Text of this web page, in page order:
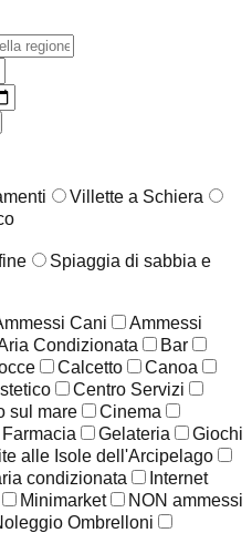
Villette a Schiera
Spiaggia di sabbia e
Cani
Ammessi
Condizionata
Bar
Calcetto
Canoa
Centro Servizi
sul mare
Cinema
Farmacia Gelateria
Giochi
alle Isole dell'Arcipelago
condizionata
Internet
Minimarket
NON ammessi
Ombrelloni